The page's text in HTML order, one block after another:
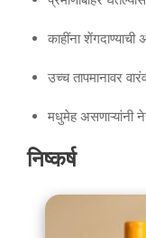
काहींना
उच्च तापमानावर
मधुमेह असणाऱ्यांनी
निष्कर्ष